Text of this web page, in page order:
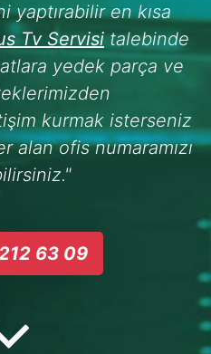
yaptırabilir en kısa
Tv Servisitalebinde
yedek parça ve
kurmak isterseniz
alan ofis numaramızı
63 09